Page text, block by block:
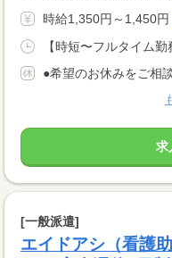
時給1,350円～1,450円
【時短〜フルタイム
●希望のお休みをご相
求
[一般派遣]
エイドアシ（看護